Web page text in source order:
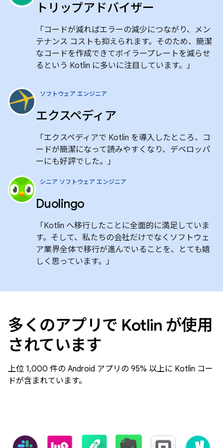
トリップアドバイザー
「コードが減ればエラーの減少につながり、メン
テナンス コストも抑えられます。そのため、簡潔
なコードを作成できてボイラープレートを減らせ
るという Kotlin に多いに注目しています。」
ソフトウェア エンジニア
エクスペディア
「エクスペディアで Kotlin を導入したところ、コ
ードが簡潔になって読みやすくなり、デベロッパ
ーにも好評でした。」
シニア ソフトウェア エンジニア
Duolingo
「Kotlin へ移行したことに全面的に満足していま
す。そして、私たちの会社だけでなくソフトウェ
ア業界全体で移行が進んでいることを、とても嬉
しく思っています。」
多くのアプリで Kotlin が使用
されています
上位 1,000 件の Android アプリの 95% 以上に Kotlin コー
ドが含まれています。